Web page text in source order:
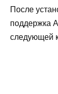
После
поддержка
следующей